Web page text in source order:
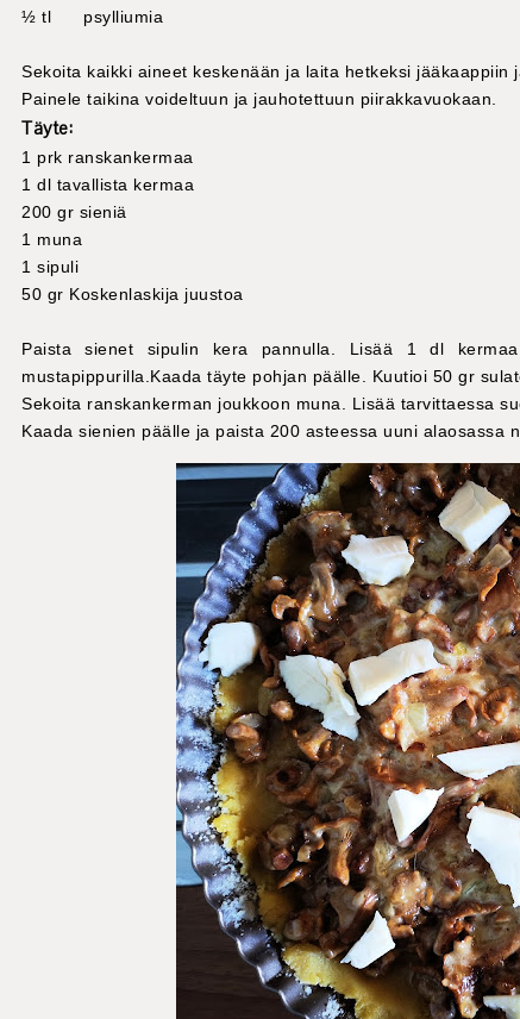
½ tl psylliumia
Sekoita kaikki aineet keskenään ja laita hetkeksi jääkaappiin
Painele taikina voideltuun ja jauhotettuun piirakkavuokaan.
Täyte:
1 prk ranskankermaa
1 dl tavallista kermaa
200 gr sieniä
1 muna
1 sipuli
50 gr Koskenlaskija juustoa
Paista sienet sipulin kera pannulla. Lisää 1 dl
mustapippurilla.Kaada täyte pohjan päälle. Kuutioi 50 gr
Sekoita ranskankerman joukkoon muna. Lisää tarvittaessa
Kaada sienien päälle ja paista 200 asteessa uuni alaosassa